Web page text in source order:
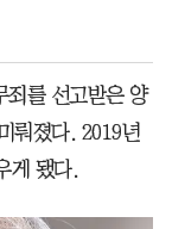
죄를 선고받은 양
뤄졌다. 2019년
게 됐다.